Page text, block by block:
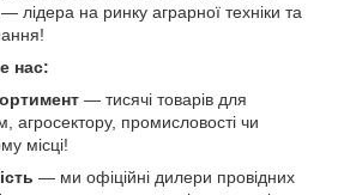
лідера на ринку аграрної техніки та
нас:
— тисячі товарів для
агросектору, промисловості чи
місці!
— ми офіційні дилери провідних